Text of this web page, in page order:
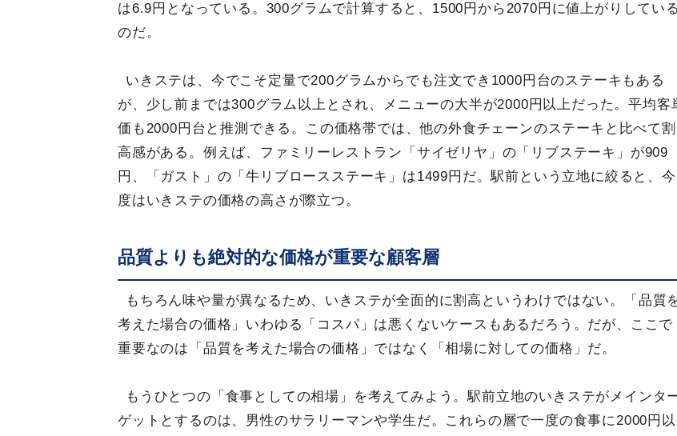
は6.9円となっている。300グラムで計算すると、1500円から2070円に値上がりしている
のだ。
いきステは、今でこそ定量で200グラムからでも注文でき1000円台のステーキもある
が、少し前までは300グラム以上とされ、メニューの大半が2000円以上だった。平均客
価も2000円台と推測できる。この価格帯では、他の外食チェーンのステーキと比べて割
高感がある。例えば、ファミリーレストラン「サイゼリヤ」の「リブステーキ」が909
円、「ガスト」の「牛リブロースステーキ」は1499円だ。駅前という立地に絞ると、今
度はいきステの価格の高さが際立つ。
品質よりも絶対的な価格が重要な顧客層
もちろん味や量が異なるため、いきステが全面的に割高というわけではない。「品質
考えた場合の価格」いわゆる「コスパ」は悪くないケースもあるだろう。だが、ここで
重要なのは「品質を考えた場合の価格」ではなく「相場に対しての価格」だ。
もうひとつの「食事としての相場」を考えてみよう。駅前立地のいきステがメインタ
ゲットとするのは、男性のサラリーマンや学生だ。これらの層で一度の食事に2000円以